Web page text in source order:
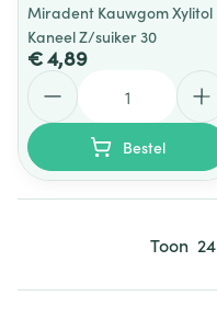
Miradent Kauwgom Xylitol
Kaneel Z/suiker 30
€ 4,89
Bestel
Toon